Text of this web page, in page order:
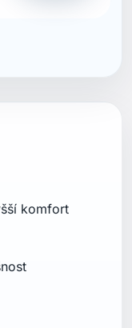
komfort